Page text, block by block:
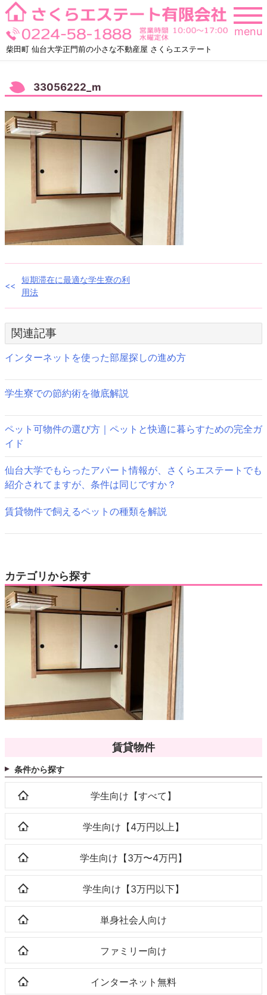
Skip
to
content
柴田町 仙台大学正門前の小さな不動産屋 さくらエステート
menu
33056222_m
投
稿
ナ
ビ
ー
シ
ョ
ン
短期滞在に最適な学生寮の利
用法
関連記事
インターネットを使った部屋探しの進め方
学生寮での節約術を徹底解説
ペット可物件の選び方｜ペットと快適に暮らすための完全ガ
イド
仙台大学でもらったアパート情報が、さくらエステートでも
紹介されてますが、条件は同じですか？
賃貸物件で飼えるペットの種類を解説
カテゴリから探す
賃貸物件
条件から探す
学生向け【すべて】
学生向け【4万円以上】
学生向け【3万〜4万円】
学生向け【3万円以下】
単身社会人向け
ファミリー向け
インターネット無料